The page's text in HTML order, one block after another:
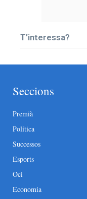
T’interessa?
Seccions
Premià
Política
Successos
Esports
Oci
Economia